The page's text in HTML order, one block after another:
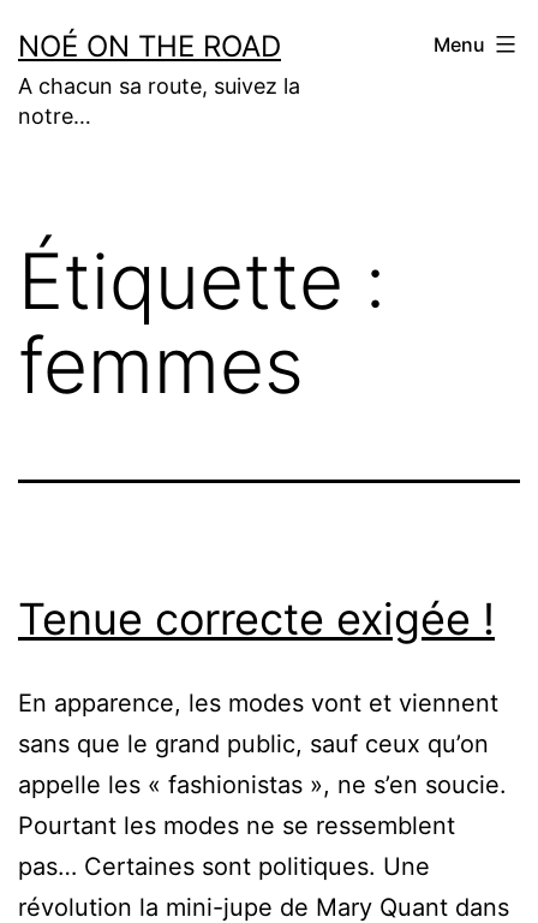
au
contenu
NOÉ ON THE ROAD
A chacun sa route, suivez la
notre…
Menu
Étiquette :
femmes
Tenue correcte exigée !
En apparence, les modes vont et viennent
sans que le grand public, sauf ceux qu’on
appelle les « fashionistas », ne s’en soucie.
Pourtant les modes ne se ressemblent
pas… Certaines sont politiques. Une
révolution la mini-jupe de Mary Quant dans